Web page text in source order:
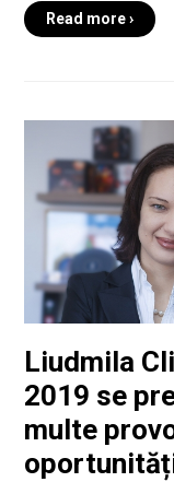
Read more ›
Liudmila
2019 se
multe